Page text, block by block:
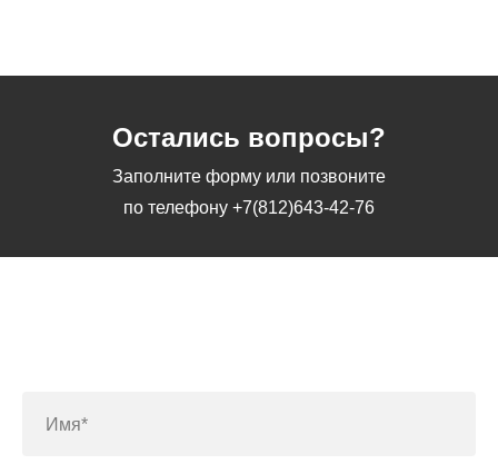
Остались вопросы?
Заполните форму или позвоните
по телефону +7(812)643-42-76
Имя*